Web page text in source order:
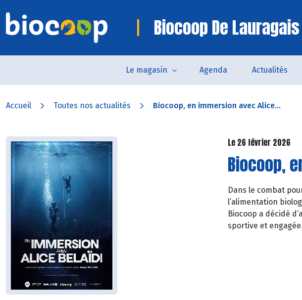
Biocoop De Lauragais
Le magasin Agenda Actualités
Accueil Toutes nos actualités Biocoop, en immersion avec Alice...
Le 26 février 2026
Biocoop,
Dans le combat
l’alimentation
Biocoop a décidé
sportive et engagée.